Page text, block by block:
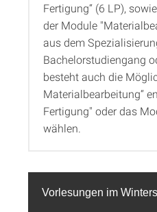
Fertigung“ (6 LP),
der Module
aus dem
Bachelorstudiengang
besteht auch die
Materialbearbeitung“
Fertigung" oder das
wählen.
Vorlesungen im